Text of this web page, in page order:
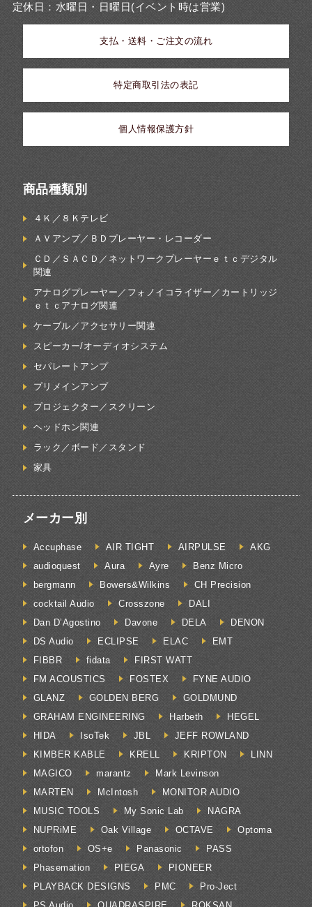
定休日：水曜日・日曜日(イベント時は営業)
支払・送料・ご注文の流れ
特定商取引法の表記
個人情報保護方針
商品種類別
４Ｋ／８Ｋテレビ
ＡＶアンプ／ＢＤプレーヤー・レコーダー
ＣＤ／ＳＡＣＤ／ネットワークプレーヤーｅｔｃデジタル
関連
アナログプレーヤー／フォノイコライザー／カートリッジ
ｅｔｃアナログ関連
ケーブル／アクセサリー関連
スピーカー/オーディオシステム
セパレートアンプ
プリメインアンプ
プロジェクター／スクリーン
ヘッドホン関連
ラック／ボード／スタンド
家具
メーカー別
Accuphase AIR TIGHT AIRPULSE
AKG
audioquest
Aura Ayre
Benz Micro
bergmann
Bowers&Wilkins
CH Precision
cocktail Audio
Crosszone
DALI
Dan D’Agostino
Davone DELA
DENON
DS Audio
ECLIPSE ELAC
EMT
FIBBR
fidata
FIRST WATT
FM ACOUSTICS
FOSTEX
FYNE AUDIO
GLANZ
GOLDEN BERG
GOLDMUND
GRAHAM ENGINEERING
Harbeth
HEGEL
HIDA
IsoTek JBL
JEFF ROWLAND
KIMBER KABLE
KRELL KRIPTON
LINN
MAGICO
marantz
Mark Levinson
MARTEN
McIntosh
MONITOR AUDIO
MUSIC TOOLS
My Sonic Lab
NAGRA
NUPRiME
Oak Village OCTAVE
Optoma
ortofon
OS+e Panasonic
PASS
Phasemation
PIEGA
PIONEER
PLAYBACK DESIGNS
PMC
Pro-Ject